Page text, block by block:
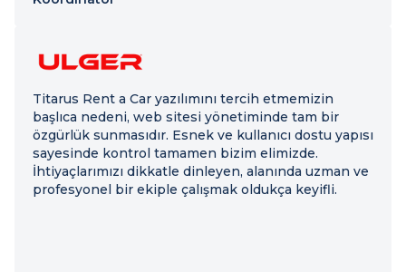
empfehlen.
Titarus Rent a Car yazılımını tercih etmemizin
başlıca nedeni, web sitesi yönetiminde tam bir
özgürlük sunmasıdır. Esnek ve kullanıcı dostu yapısı
sayesinde kontrol tamamen bizim elimizde.
İhtiyaçlarımızı dikkatle dinleyen, alanında uzman ve
profesyonel bir ekiple çalışmak oldukça keyifli.